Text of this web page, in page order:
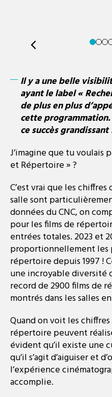
Il y a une belle
ayant le label «
de plus en plus
cette programmation.
ce succès grandissant
J’imagine que tu voulais
et Répertoire » ?
C’est vrai que les
salle sont
données du CNC, on
pour les films de
entrées totales. 2023 et
proportionnellement les
répertoire depuis 1997 !
une incroyable diversité
record de 2900 films de
montrés dans les salles
Quand on voit les
répertoire peuvent
évident qu’il existe une
qu’il s’agit d’aiguiser et
l’expérience
accomplie.